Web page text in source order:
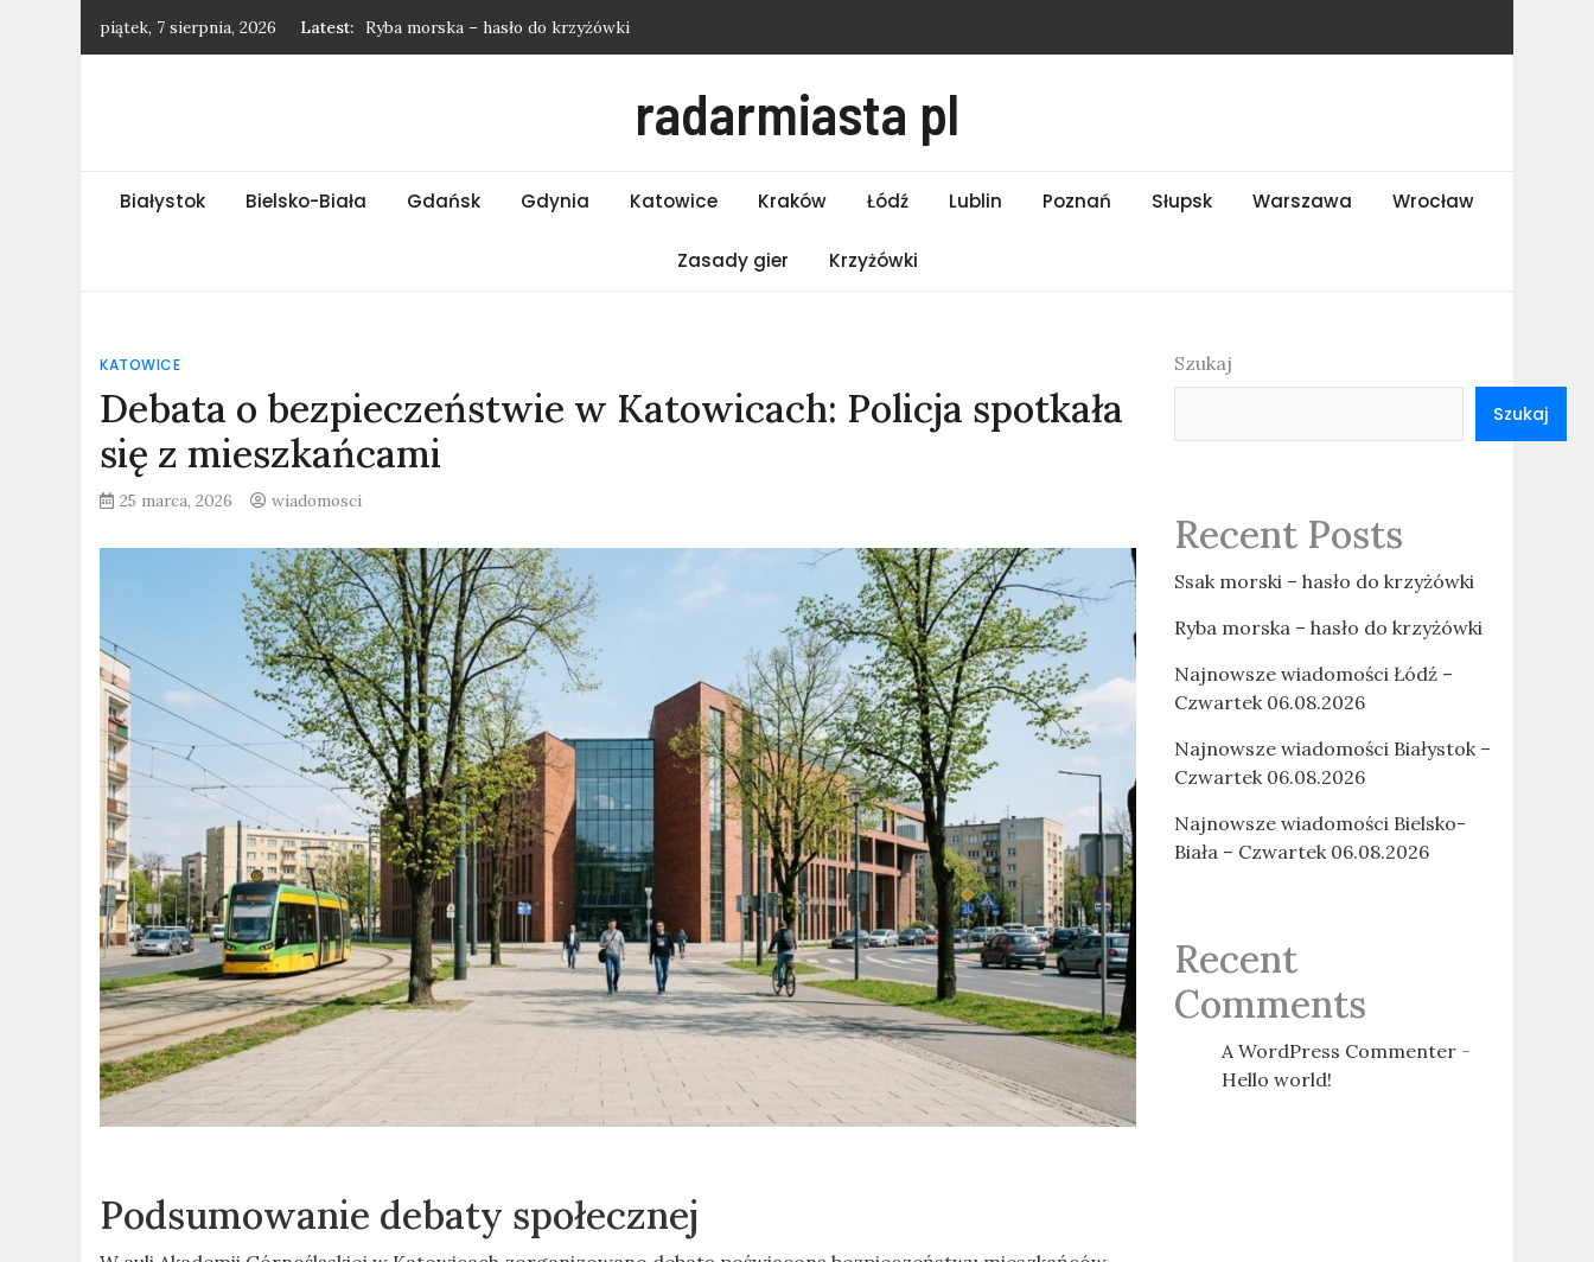
piątek, 7 sierpnia, 2026 Latest:
Najnowsze wiadomości Łódź – Czwartek 06.08.2026
Najnowsze wiadomości Bielsko-Biała – Czwartek 06.08.2026
radarmiasta pl
Białystok Bielsko-Biała Gdańsk Gdynia Katowice Kraków Łódź Lublin Poznań Słupsk Warszawa Wrocław
Zasady gier Krzyżówki
KATOWICE
Debata o bezpieczeństwie w Katowicach: Policja spotkała
się z mieszkańcami
25 marca, 2026 wiadomosci
Podsumowanie debaty społecznej
Szukaj
Szukaj
Recent Posts
Ssak morski – hasło do krzyżówki
Ryba morska – hasło do krzyżówki
Najnowsze wiadomości Łódź –
Czwartek 06.08.2026
Najnowsze wiadomości Białystok –
Czwartek 06.08.2026
Najnowsze wiadomości Bielsko-
Biała – Czwartek 06.08.2026
Recent
Comments
A WordPress Commenter-
Hello world!